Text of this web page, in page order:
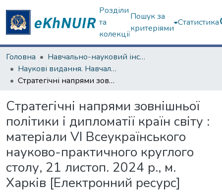
Розділи
та
колекції
Пошук за
критеріями
Статистика
Головна
Навчально-науковий інститут "Каразінський інститут міжнародних відносин та туристичного бізнесу"
Наукові видання. Навчально-науковий інститут "Каразінський інститут міжнародних відносин та туристичного бізнесу"
Стратегічні напрями зовнішньої політики і дипломатії країн світу : матеріали VІ Всеукраїнського науково-практичного круглого столу, 21 листоп. 2024 р., м. Харків [Електронний ресурс]
Стратегічні напрями зовнішньої
політики і дипломатії країн світу :
матеріали VІ Всеукраїнського
науково-практичного круглого
столу, 21 листоп. 2024 р., м.
Харків [Електронний ресурс]